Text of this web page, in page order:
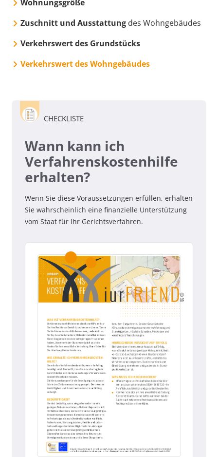
Wohnungsgröße
Zuschnitt und Ausstattung des Wohngebäudes
Verkehrswert des Grundstücks
Verkehrswert des Wohngebäudes
CHECKLISTE
Wann kann ich
Verfahrenskostenhilfe
erhalten?
Wenn Sie diese Voraussetzungen erfüllen, erhalten
Sie wahrscheinlich eine finanzielle Unterstützung
vom Staat für Ihr Gerichtsverfahren.